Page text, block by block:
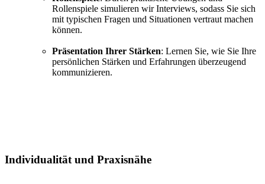
Rollenspiele simulieren wir Interviews, sodass Sie sich
mit typischen Fragen und Situationen vertraut machen
können.
Präsentation Ihrer Stärken: Lernen Sie, wie Sie Ihre
persönlichen Stärken und Erfahrungen überzeugend
kommunizieren.
Individualität und Praxisnähe